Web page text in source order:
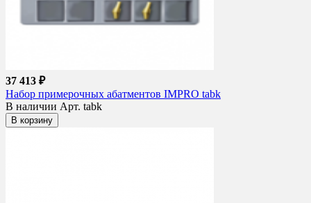
37 413 ₽
Набор примерочных абатментов IMPRO tabk
В наличии Арт. tabk
В корзину